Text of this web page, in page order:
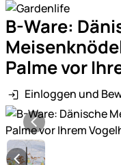
B-Ware:
Palme vor
Einloggen und
Produktgalerie